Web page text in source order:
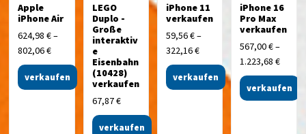
Apple
iPhone Air
624,98€–
802,06€
verkaufen
LEGO
Duplo -
Große
interaktiv
e
Eisenbahn
(10428)
verkaufen
67,87€
verkaufen
iPhone 11
verkaufen
59,56€–
322,16€
verkaufen
iPhone 16
Pro Max
verkaufen
567,00€–
1.223,68€
verkaufen